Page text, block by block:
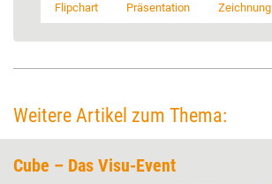
Flipchart Präsentation Zeichnung
Weitere Artikel zum Thema:
Cube – Das Visu-Event